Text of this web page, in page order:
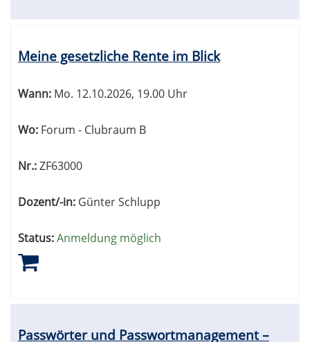
Meine gesetzliche Rente im Blick
Wann: Mo. 12.10.2026, 19.00 Uhr
Wo: Forum - Clubraum B
Nr.:ZF63000
Dozent/-in: Günter Schlupp
Status:Anmeldung möglich
Passwörter und Passwortmanagement –